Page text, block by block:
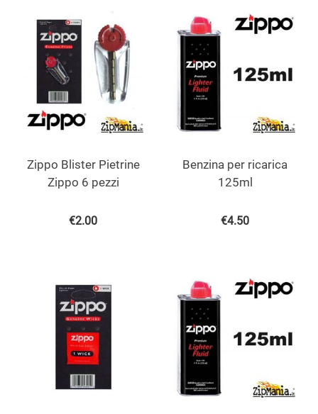
Zippo Blister Pietrine
Zippo 6 pezzi
€2.00
Benzina per ricarica
125ml
€4.50